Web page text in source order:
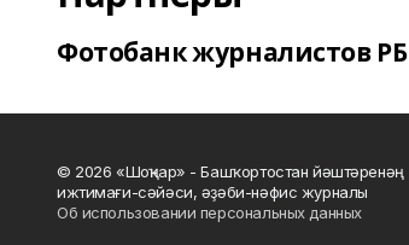
Фотобанк журналистов РБ
© 2026 «Шоңҡар» - Башҡортостан йәштәренәң
ижтимағи-сәйәси, әҙәби-нәфис журналы
Об использовании персональных данных